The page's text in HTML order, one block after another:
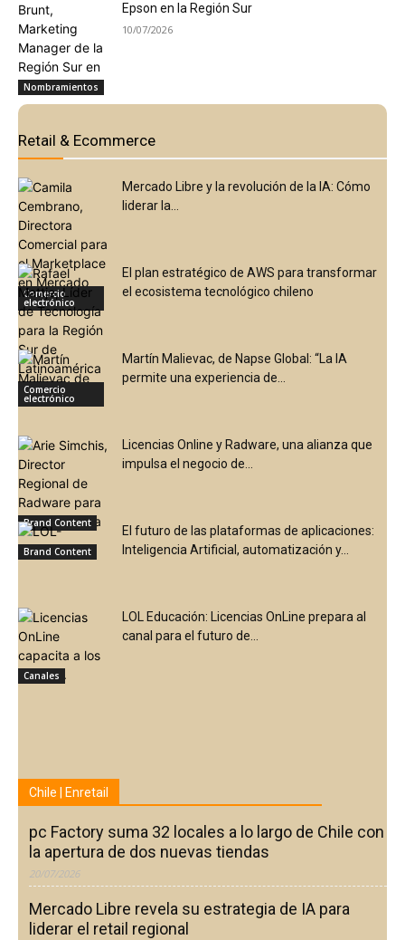
Nombramientos
Epson en la Región Sur
10/07/2026
Retail & Ecommerce
Comercio
electrónico
Mercado Libre y la revolución de la IA: Cómo
liderar la...
Eventos
El plan estratégico de AWS para transformar
el ecosistema tecnológico chileno
Comercio
electrónico
Martín Malievac, de Napse Global: “La IA
permite una experiencia de...
Brand Content
Licencias Online y Radware, una alianza que
impulsa el negocio de...
Brand Content
El futuro de las plataformas de aplicaciones:
Inteligencia Artificial, automatización y...
Canales
LOL Educación: Licencias OnLine prepara al
canal para el futuro de...
Chile | Enretail
pc Factory suma 32 locales a lo largo de Chile con
la apertura de dos nuevas tiendas
20/07/2026
Mercado Libre revela su estrategia de IA para
liderar el retail regional